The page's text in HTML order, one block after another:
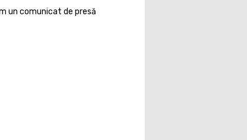
un comunicat de presă